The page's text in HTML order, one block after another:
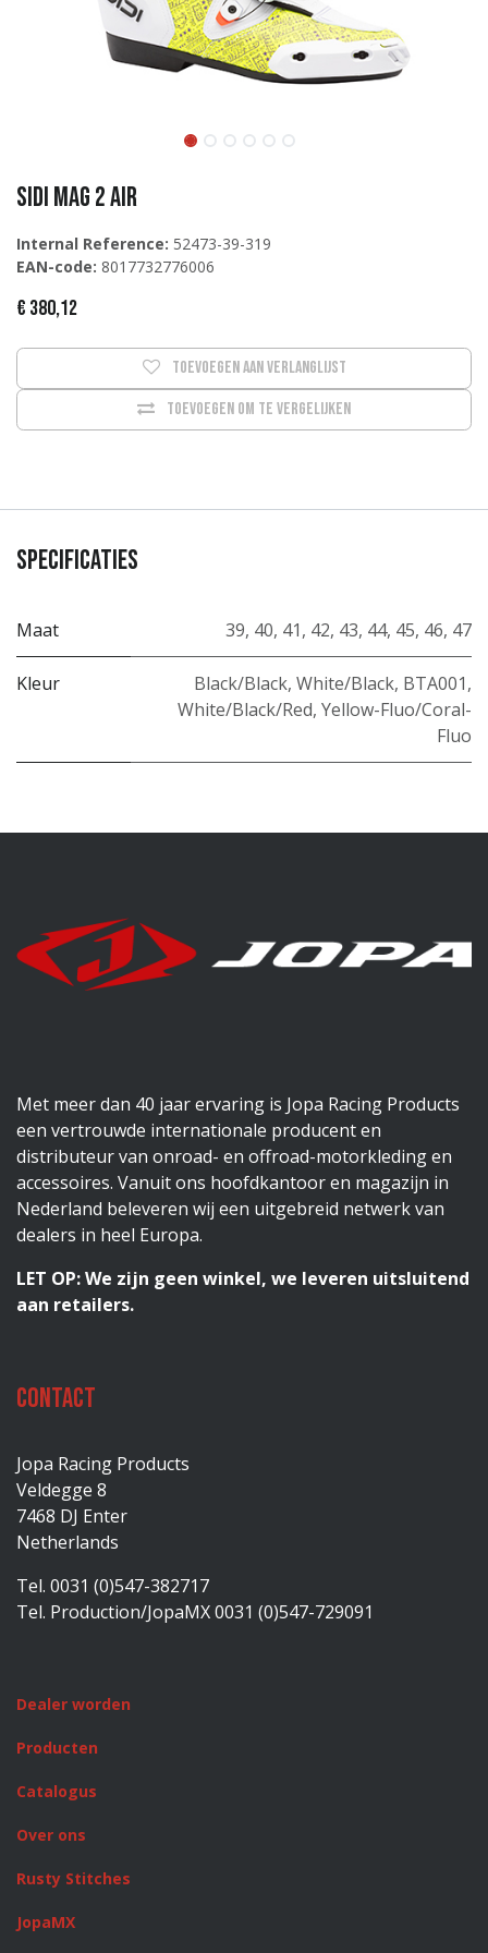
Sidi MAG 2 AIR
Internal Reference: 52473-39-319
EAN-code: 8017732776006
€ 380,12
Toevoegen om te vergelijken
Toevoegen aan verlanglijst
Specificaties
Maat 39, 40, 41, 42, 43, 44, 45, 46, 47
Kleur Black/Black, White/Black, BTA001,
White/Black/Red, Yellow-Fluo/Coral-
Fluo
Met meer dan 40 jaar ervaring is Jopa Racing Products
een vertrouwde internationale producent en
distributeur van onroad- en offroad-motorkleding en
accessoires. Vanuit ons hoofdkantoor en magazijn in
Nederland beleveren wij een uitgebreid netwerk van
dealers in heel Europa.
LET OP: We zijn geen winkel, we leveren uitsluitend
aan retailers.
Contact
Jopa Racing Products
Veldegge 8
7468 DJ Enter
Netherlands
Tel. 0031 (0)547-382717
Tel. Production/JopaMX 0031 (0)547-729091
Dealer worden
Producten
Catalogus
Over ons
Rusty Stitches
JopaMX